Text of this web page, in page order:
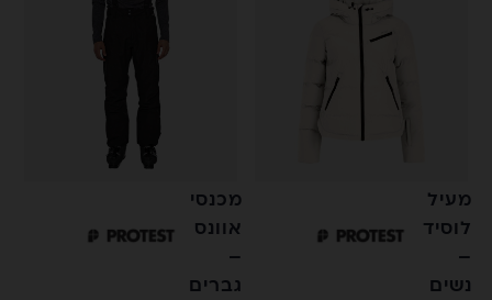
מעיל
לוסיד
–
נשים
מכנסי
אוונס
–
גברים